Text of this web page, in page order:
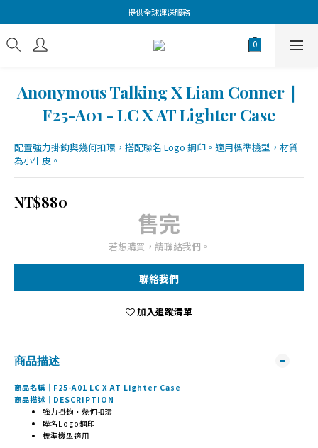
提供全球運送服務
Anonymous Talking X Liam Conner｜
F25-A01 - LC X AT Lighter Case
配置強力掛鉤與幾何扣環，搭配聯名 Logo 鋼印。適用標準機型，材質
為小牛皮。
NT$880
售完
若想購買，請聯絡我們。
聯絡我們
加入追蹤清單
商品描述
商品名稱｜F25-A01 LC X AT Lighter Case
商品描述｜DESCRIPTION
強力掛鉤・幾何扣環
聯名Logo鋼印
標準機型適用